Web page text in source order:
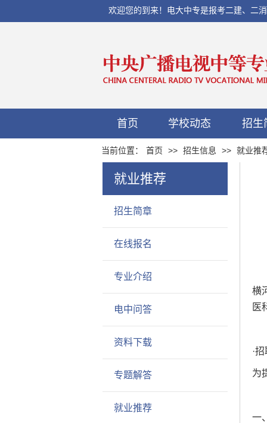
欢迎您的到来！电大中专是报考二建、二
首页 学校动态 招生
当前位置： 首页 >> 招生信息 >> 就业推
就业推荐
招生简章
在线报名
专业介绍
电中问答
资料下载
专题解答
就业推荐
横
医
·
为
一